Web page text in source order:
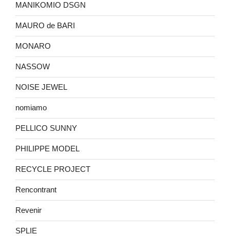
MANIKOMIO DSGN
MAURO de BARI
MONARO
NASSOW
NOISE JEWEL
nomiamo
PELLICO SUNNY
PHILIPPE MODEL
RECYCLE PROJECT
Rencontrant
Revenir
SPLIE